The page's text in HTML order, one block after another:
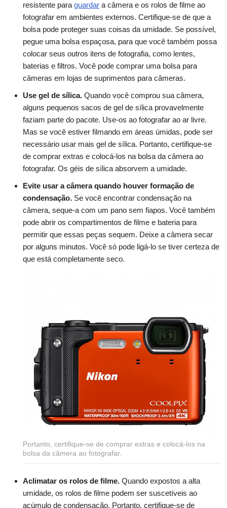
resistente para guardar a câmera e os rolos de filme ao
fotografar em ambientes externos. Certifique-se de que a
bolsa pode proteger suas coisas da umidade. Se possível,
pegue uma bolsa espaçosa, para que você também possa
colocar seus outros itens de fotografia, como lentes,
baterias e filtros. Você pode comprar uma bolsa para
câmeras em lojas de suprimentos para câmeras.
Use gel de sílica. Quando você comprou sua câmera,
alguns pequenos sacos de gel de sílica provavelmente
faziam parte do pacote. Use-os ao fotografar ao ar livre.
Mas se você estiver filmando em áreas úmidas, pode ser
necessário usar mais gel de sílica. Portanto, certifique-se
de comprar extras e colocá-los na bolsa da câmera ao
fotografar. Os géis de sílica absorvem a umidade.
Evite usar a câmera quando houver formação de
condensação. Se você encontrar condensação na
câmera, seque-a com um pano sem fiapos. Você também
pode abrir os compartimentos de filme e bateria para
permitir que essas peças sequem. Deixe a câmera secar
por alguns minutos. Você só pode ligá-lo se tiver certeza de
que está completamente seco.
Portanto, certifique-se de comprar extras e colocá-los na
bolsa da câmera ao fotografar.
Aclimatar os rolos de filme. Quando expostos a alta
umidade, os rolos de filme podem ser suscetíveis ao
acúmulo de condensação. Portanto, certifique-se de